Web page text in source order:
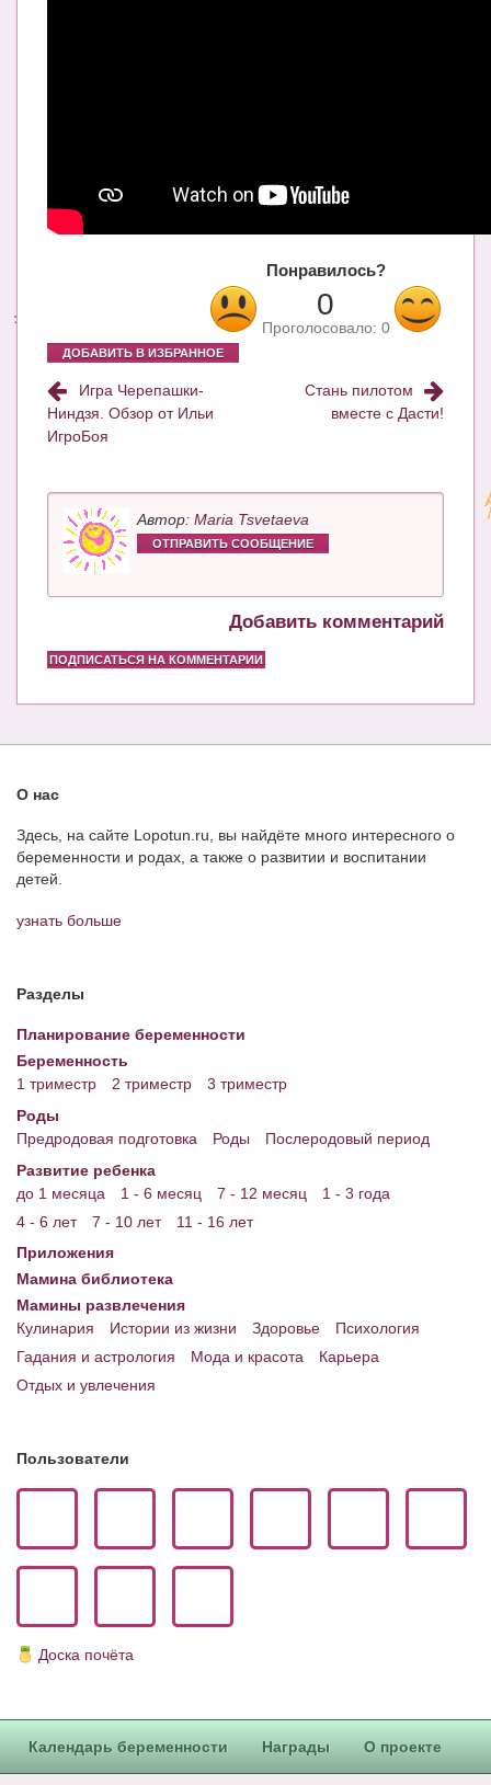
Понравилось?
0
Проголосовало: 0
ДОБАВИТЬ В ИЗБРАННОЕ
Игра Черепашки-
Ниндзя. Обзор от Ильи
ИгроБоя
Стань пилотом
вместе с Дасти!
Автор: Maria Tsvetaeva
ОТПРАВИТЬ СООБЩЕНИЕ
Добавить комментарий
ПОДПИСАТЬСЯ НА КОММЕНТАРИИ
О нас
Здесь, на сайте Lopotun.ru, вы найдёте много интересного о
беременности и родах, а также о развитии и воспитании
детей.
узнать больше
Разделы
Планирование беременности
Беременность
1 триместр
2 триместр
3 триместр
Роды
Предродовая подготовка
Роды
Послеродовый период
Развитие ребенка
до 1 месяца
1 - 6 месяц 7 - 12 месяц
1 - 3 года
4 - 6 лет
7 - 10 лет
11 - 16 лет
Приложения
Мамина библиотека
Мамины развлечения
Кулинария
Истории из жизни Здоровье
Психология
Гадания и астрология
Мода и красота
Карьера
Отдых и увлечения
Пользователи
Доска почёта
Календарь беременности Награды О проекте